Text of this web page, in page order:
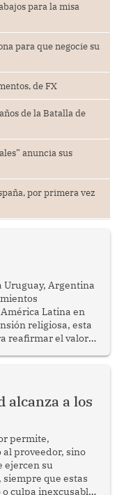
para la misa
para que negocie su
de FX
de la Batalla de
anuncia sus
por primera vez
Uruguay, Argentina
Latina en
religiosa, esta
reafirmar el valor
cohesión
alcanza a los
permite,
proveedor, sino
ejercen su
que estas
culpa inexcusable